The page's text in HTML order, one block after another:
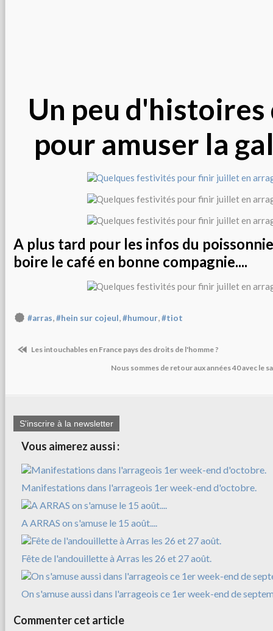
Un peu
pour amuser la
A plus tard pour les infos du
boire le café en bonne compagnie....
#arras,#hein sur cojeul,#humour,#tiot
Les intouchables en France pays des droits de l'homme ?
Nous sommes de retour aux années 40 avec le
S'inscrire à la newsletter
Vous aimerez aussi :
Manifestations dans l'arrageois 1er week-end d'octobre.
A ARRAS on s'amuse le 15 août....
Fête de l'andouillette à Arras les 26 et 27 août.
On s'amuse aussi dans l'arrageois ce 1er week-end de
Commenter cet article